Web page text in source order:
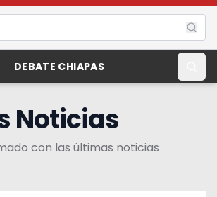
DEBATE CHIAPAS
Noticias
con las últimas noticias